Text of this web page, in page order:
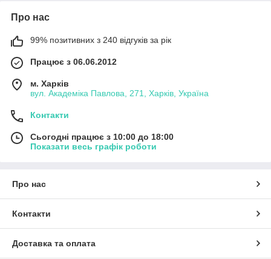
Про нас
99% позитивних з 240 відгуків за рік
Працює з 06.06.2012
м. Харків
вул. Академіка Павлова, 271, Харків, Україна
Контакти
Сьогодні працює з 10:00 до 18:00
Показати весь графік роботи
Про нас
Контакти
Доставка та оплата